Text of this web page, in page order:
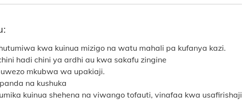
kwa kuinua mizigo na watu mahali pa kufanya kazi.
hadi chini ya ardhi au kwa sakafu zingine
mkubwa wa upakiaji.
na kushuka
kuinua shehena na viwango tofauti, vinafaa kwa usafirishaji